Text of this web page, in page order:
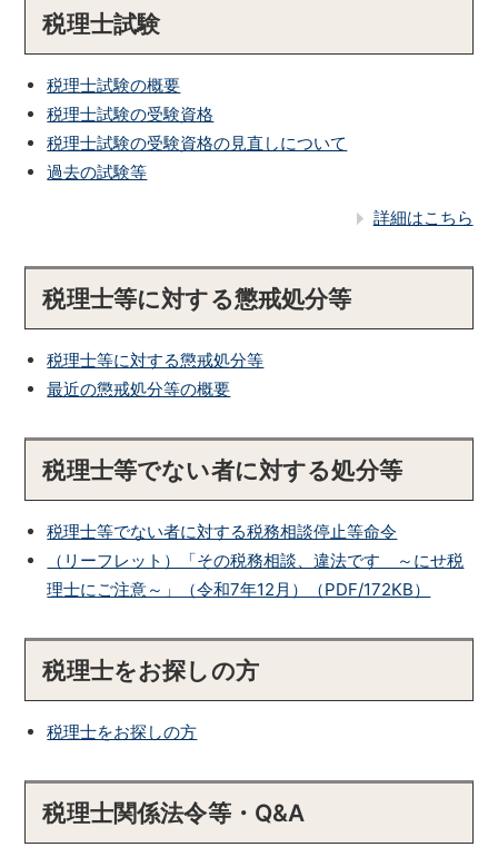
税理士試験
税理士試験の概要
税理士試験の受験資格
税理士試験の受験資格の見直しについて
過去の試験等
詳細はこちら
税理士等に対する懲戒処分等
税理士等に対する懲戒処分等
最近の懲戒処分等の概要
税理士等でない者に対する処分等
税理士等でない者に対する税務相談停止等命令
（リーフレット）「その税務相談、違法です ～にせ税
理士にご注意～」（令和7年12月）（PDF/172KB）
税理士をお探しの方
税理士をお探しの方
税理士関係法令等・Q&A